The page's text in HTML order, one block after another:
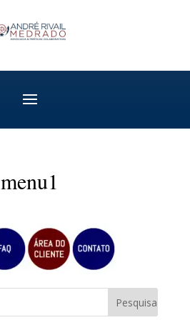
menu1